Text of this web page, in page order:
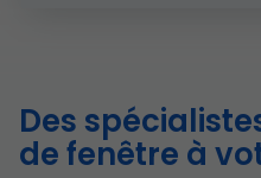
Des
de fenêtre à